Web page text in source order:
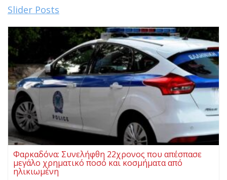
Slider Posts
Φαρκαδόνα: Συνελήφθη 22χρονος που απέσπασε
μεγάλο χρηματικό ποσό και κοσμήματα από
ηλικιωμένη